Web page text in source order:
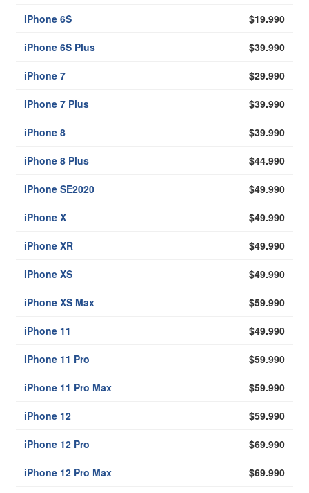
iPhone 6S $19.990
iPhone 6S Plus $39.990
iPhone 7 $29.990
iPhone 7 Plus $39.990
iPhone 8 $39.990
iPhone 8 Plus $44.990
iPhone SE2020 $49.990
iPhone X $49.990
iPhone XR $49.990
iPhone XS $49.990
iPhone XS Max $59.990
iPhone 11 $49.990
iPhone 11 Pro $59.990
iPhone 11 Pro Max $59.990
iPhone 12 $59.990
iPhone 12 Pro $69.990
iPhone 12 Pro Max $69.990